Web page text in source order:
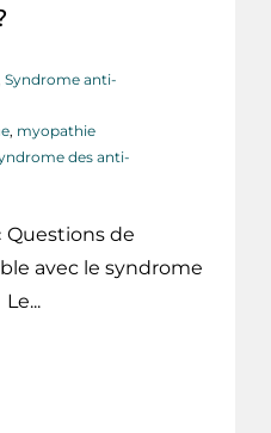
Syndrome anti-
, myopathie
des anti-
Questions de
avec le syndrome